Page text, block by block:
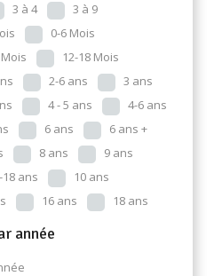
3 à 4
3 à 9
0-6 Mois
Mois
12-18 Mois
2-6 ans
3 ans
4 - 5 ans
4-6 ans
6 ans
6 ans +
8 ans
9 ans
18 ans
10 ans
16 ans 18 ans
année